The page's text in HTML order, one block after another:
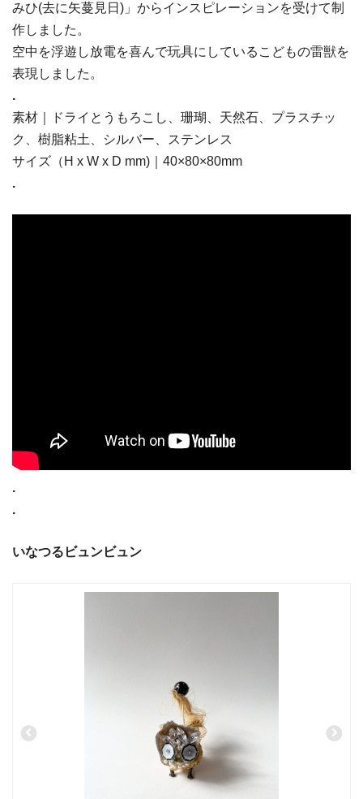
みひ(去に矢蔓見日)」からインスピレーションを受けて制
作しました。
空中を浮遊し放電を喜んで玩具にしているこどもの雷獣を
表現しました。
.
素材｜ドライとうもろこし、珊瑚、天然石、プラスチッ
ク、樹脂粘土、シルバー、ステンレス
サイズ（H x W x D mm)｜40×80×80mm
.
.
.
いなつるビュンビュン